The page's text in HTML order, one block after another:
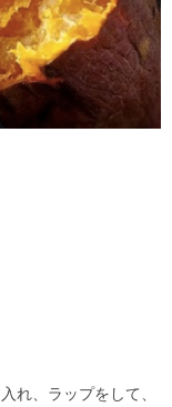
れ、ラップをして、